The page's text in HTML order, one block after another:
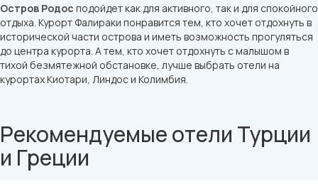
Остров Родос подойдет как для активного, так и для спокойного
отдыха. Курорт Фалираки понравится тем, кто хочет отдохнуть в
исторической части острова и иметь возможность прогуляться
до центра курорта. А тем, кто хочет отдохнуть с малышом в
тихой безмятежной обстановке, лучше выбрать отели на
курортах Киотари, Линдос и Колимбия.
Рекомендуемые отели Турции
и Греции